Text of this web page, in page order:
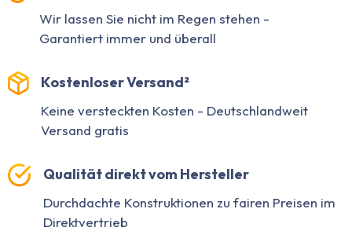
Wir lassen Sie nicht im Regen stehen -
Garantiert immer und überall
Kostenloser Versand²
Keine versteckten Kosten - Deutschlandweit
Versand gratis
Qualität direkt vom Hersteller
Durchdachte Konstruktionen zu fairen Preisen im
Direktvertrieb